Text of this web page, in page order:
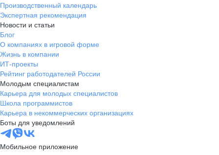
Производственный календарь
Экспертная рекомендация
Новости и статьи
Блог
О компаниях в игровой форме
Жизнь в компании
ИТ-проекты
Рейтинг работодателей России
Молодым специалистам
Карьера для молодых специалистов
Школа программистов
Карьера в некоммерческих организациях
Боты для уведомлений
Мобильное приложение